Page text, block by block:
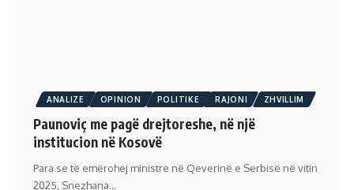
ANALIZE OPINION POLITIKE RAJONI ZHVILLIM
Paunoviç me pagë drejtoreshe, në një
institucion në Kosovë
Para se të emërohej ministre në Qeverinë e Serbisë në vitin
2025, Snezhana…